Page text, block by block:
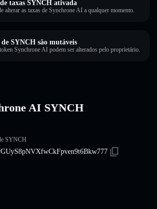
taxas SYNCH ativada
alterar as taxas de Synchrone AI a qualquer momento.
SYNCH são mutáveis
Synchrone AI podem ser alterados pelo proprietário.
AI SYNCH
SYNCH